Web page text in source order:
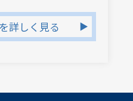
詳しく見る